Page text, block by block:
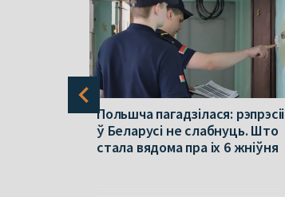
Польшча пагадзілася: рэпрэсіі
ў Беларусі не слабнуць. Што
стала вядома пра іх 6 жніўня